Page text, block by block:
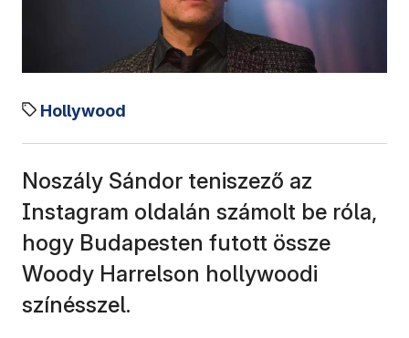
Hollywood
Noszály Sándor teniszező az
Instagram oldalán számolt be róla,
hogy Budapesten futott össze
Woody Harrelson hollywoodi
színésszel.